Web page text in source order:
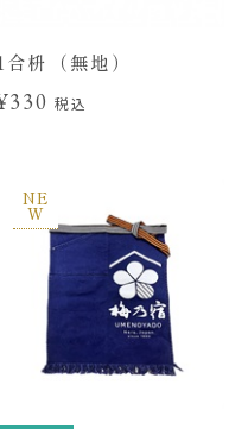
合枡（無地）
税込
NE
W